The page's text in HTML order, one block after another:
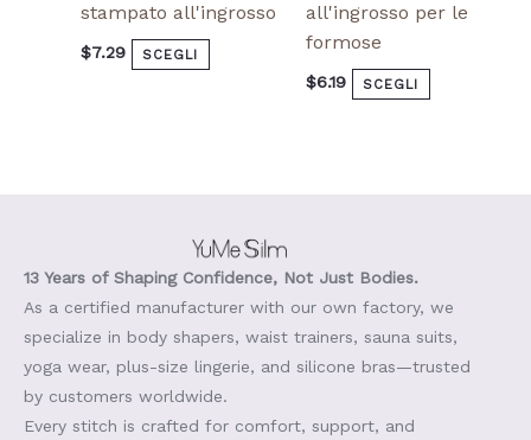
stampato all'ingrosso
$7.29 SCEGLI
all'ingrosso per le
formose
$6.19 SCEGLI
13 Years of Shaping Confidence, Not Just Bodies.
As a certified manufacturer with our own factory, we
specialize in body shapers, waist trainers, sauna suits,
yoga wear, plus-size lingerie, and silicone bras—trusted
by customers worldwide.
Every stitch is crafted for comfort, support, and